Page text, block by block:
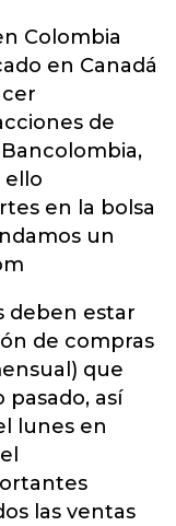
Colombia
en Canadá
de
ello
en la bolsa
un
deben estar
de compras
que
así
lunes en
las ventas